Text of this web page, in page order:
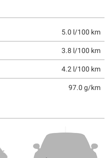
5.0 l/100 km
3.8 l/100 km
4.2 l/100 km
97.0 g/km